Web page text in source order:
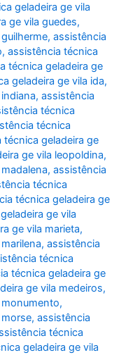
geladeira ge vila
ge vila guedes,
,assistência
,assistência técnica
técnica geladeira ge
geladeira ge vila ida,
,assistência
técnica
técnica
técnica geladeira ge
ge vila leopoldina,
,assistência
técnica
técnica geladeira ge
ge vila
ge vila marieta,
,assistência
técnica
técnica geladeira ge
ge vila medeiros,
,
,assistência
técnica
geladeira ge vila